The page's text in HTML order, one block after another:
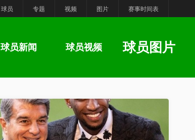
球员 专题 视频 图片 赛事时间表
球员新闻 球员视频 球员图片